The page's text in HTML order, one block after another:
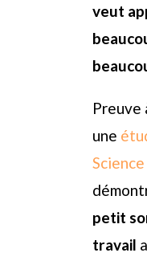
veut
Preuve
une
petit
travail